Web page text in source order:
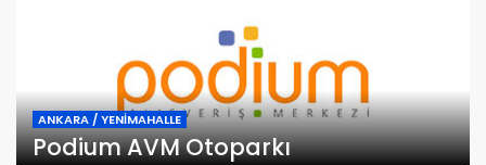
ANKARA / YENİMAHALLE
Podium AVM Otoparkı